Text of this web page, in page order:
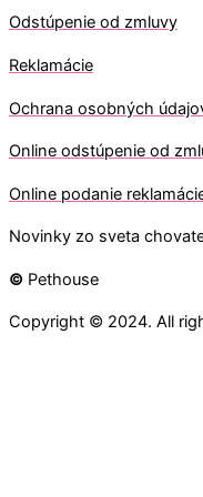
Odstúpenie od zmluvy
Reklamácie
Ochrana osobných
Online odstúpenie od
Online podanie
Novinky zo sveta
© Pethouse
Copyright © 2024. All